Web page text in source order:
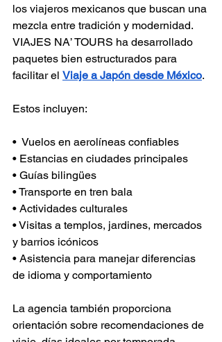
los viajeros mexicanos que buscan una
mezcla entre tradición y modernidad.
VIAJES NA’ TOURS ha desarrollado
paquetes bien estructurados para
facilitar el Viaje a Japón desde México.
Estos incluyen:
•  Vuelos en aerolíneas confiables
• Estancias en ciudades principales
• Guías bilingües
• Transporte en tren bala
• Actividades culturales
• Visitas a templos, jardines, mercados
y barrios icónicos
• Asistencia para manejar diferencias
de idioma y comportamiento
La agencia también proporciona
orientación sobre recomendaciones de